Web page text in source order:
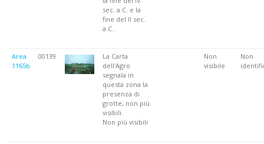
sec. a.C. e la
fine del II sec.
a.C..
Area
1165b
00139
La Carta
dell'Agro
segnala in
questa zona la
presenza di
grotte, non più
visibili.
Non più visibili
Non
visibile
Non